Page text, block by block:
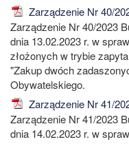
Zarządzenie Nr 40/
Zarządzenie Nr 40/2023
dnia 13.02.2023 r. w
złożonych w trybie
"Zakup dwóch
Obywatelskiego.
Zarządzenie Nr 41/
Zarządzenie Nr 41/2023
dnia 14.02.2023 r. w